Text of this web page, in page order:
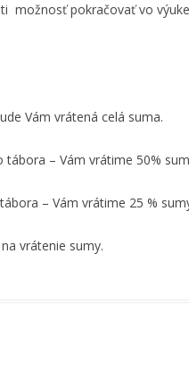
možnosť pokračovať vo
Vám vrátená celá suma.
– Vám vrátime 50%
– Vám vrátime 25 %
vrátenie sumy.